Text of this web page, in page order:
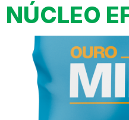
NÚCLEO